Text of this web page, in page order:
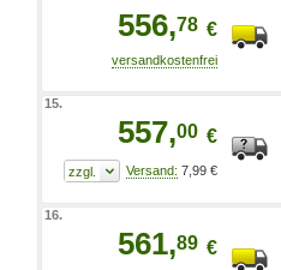
556,78 €
15.
557,00 €
7,99 €
16.
561,89 €